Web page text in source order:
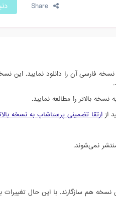
اصلی، اکنون می‌توانید نسخه فارسی آن را دانلود
نسخه بالاتر را مطالعه نمایید.
از ارتقا تضمینی پرستاشاپ به نسخه
و بالاتر سازگار باشند با این نسخه هم سازگارند. با این